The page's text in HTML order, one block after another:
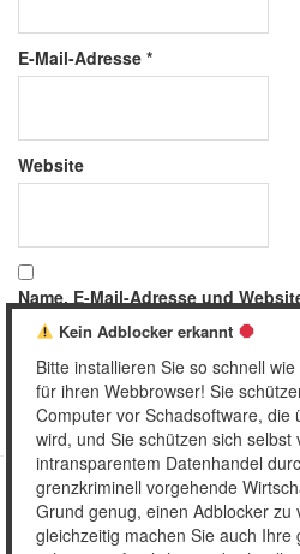
E-Mail-Adresse *
Website
Name, E-Mail-Adresse und
meinen nächsten Kommentar
Copyright © 2026
MobileWordPress
Kein Adblocker erkannt
Bitte installieren Sie so schnell
für ihren Webbrowser! Sie
Computer vor Schadsoftware, die
wird, und Sie schützen sich selbst
intransparentem Datenhandel
grenzkriminell vorgehende
Grund genug, einen Adblocker zu
gleichzeitig machen Sie auch